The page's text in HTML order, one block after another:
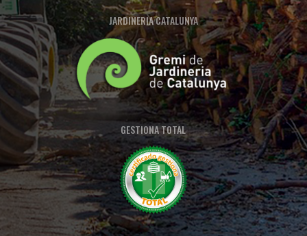
JARDINERIA CATALUNYA
GESTIONA TOTAL